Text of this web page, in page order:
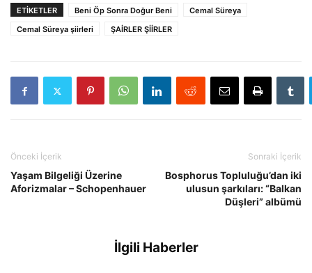
ETIKETLER Beni Öp Sonra Doğur Beni
Cemal Süreya
Cemal Süreya şiirleri
ŞAİRLER ŞİİRLER
Önceki İçerik
Yaşam Bilgeliği Üzerine
Aforizmalar – Schopenhauer
Sonraki İçerik
Bosphorus Topluluğu’dan iki
ulusun şarkıları: “Balkan
Düşleri” albümü
İlgili Haberler